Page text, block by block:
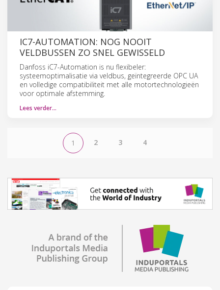
IC7-AUTOMATION: NOG NOOIT
VELDBUSSEN ZO SNEL GEWISSELD
Danfoss iC7-Automation is nu flexibeler:
systeemoptimalisatie via veldbus, geïntegreerde OPC UA
en volledige compatibiliteit met alle motortechnologieën
voor optimale afstemming.
Lees verder…
1 2 3 4